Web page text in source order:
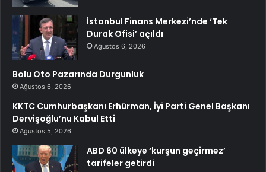
İstanbul Finans Merkezi’nde ‘Tek
Durak Ofisi’ açıldı
Ağustos 6, 2026
Bolu Oto Pazarında Durgunluk
Ağustos 6, 2026
KKTC Cumhurbaşkanı Erhürman, İyi Parti Genel Başkanı
Dervişoğlu’nu Kabul Etti
Ağustos 5, 2026
ABD 60 ülkeye ‘kurşun geçirmez’
tarifeler getirdi